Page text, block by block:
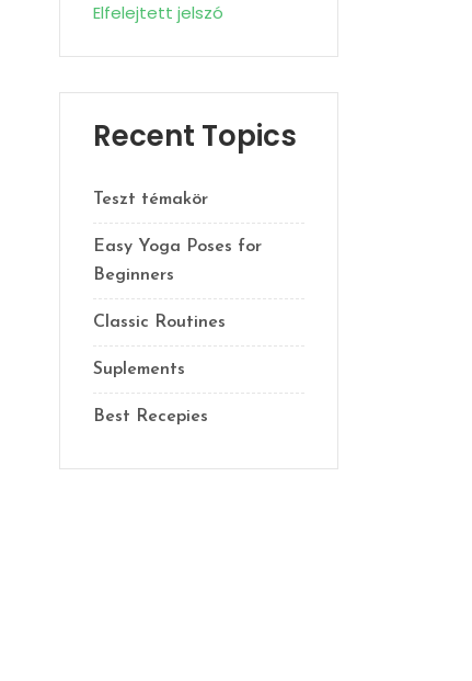
Elfelejtett jelszó
Recent Topics
Teszt témakör
Easy Yoga Poses for
Beginners
Classic Routines
Suplements
Best Recepies